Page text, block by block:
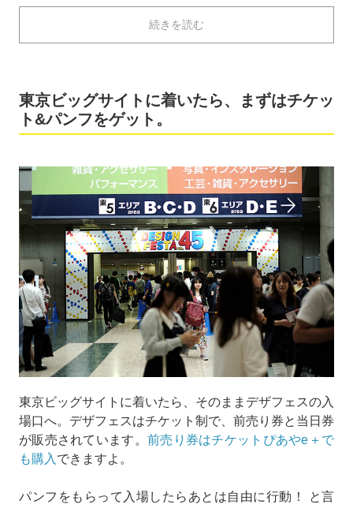
ったオリジナル作品が一堂に集う場所があったら、すご
そうじゃないですか？ あるんです、それが
フェスタ」！
ズ、イラスト、写真、ライブペイント、ワークショップ
などなど、幅広いジャンルのオリジナル作品が集う、ま
東京ビッグサイトで開催されています。
出展条件は原則、オリジナル作品であれば誰でも参加
OK。自作のアクセサリーや本革のバッグ、マニアック
な動物をモチーフにしたぬいぐるみなど、アイディアに
あふれたアイテムが所せましと販売されています。しか
し、その何でもアリ感と「デザイン」というフレーズが
ついているおかげで、どんなイベントか想像しづらいと
いうのもデザフェスあるあるだったりするんです。
「デザインとかよくわからないけどデザフェスに行って
「そもそもデザフェスって何があるの？」
「どう楽しむイベントなの？」
そんなフワっとした思いに応えるべく、実際にデザフェ
して、 「カワイイも美味しいも味わい尽くせ！ 五感で
続きを読む
東京ビッグサイトに着いたら、まずはチケッ
ト&パンフをゲット。
東京ビッグサイトに着いたら、そのままデザフェスの入
場口へ。デザフェスはチケット制で、前売り券と当日券
が販売されています。 前売り券はチケットぴあやe＋で
も購入 できますよ。
パンフをもらって入場したらあとは自由に行動！ と言